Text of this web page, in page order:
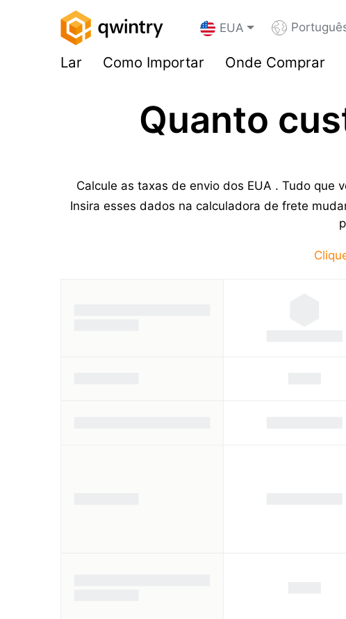
EUA
Lar Como Importar Onde Comprar
Quanto
Calcule as taxas de envio dos EUA . Tudo que
Insira esses dados na calculadora de frete